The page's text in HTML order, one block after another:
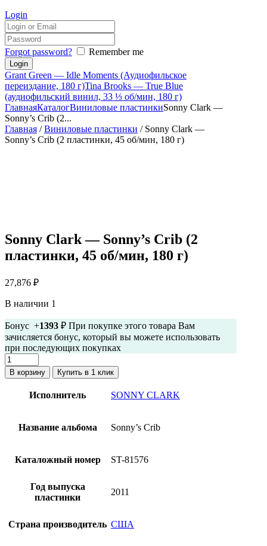
Login
Forgot password? Remember me
Grant Green — Idle Moments (Аудиофильское
переиздание, 180 г)Tina Brooks — True Blue
(аудиофильский винил, 33 ⅓ об/мин, 180 г)
ГлавнаяКаталогВиниловые пластинкиSonny Clark —
Sonny’s Crib (2...
Главная /Виниловые пластинки / Sonny Clark —
Sonny’s Crib (2 пластинки, 45 об/мин, 180 г)
Sonny Clark — Sonny’s Crib (2
пластинки, 45 об/мин, 180 г)
27,876 ₽
В наличии 1
Бонус +1393 ₽ При покупке этого товара Вам
зачисляется бонус, который вы можете использовать
при последующих покупках
Количество
товара
Sonny
Crib
об/
В корзину Купить в 1 клик
Исполнитель SONNY CLARK
Название альбома Sonny’s Crib
Каталожный номер ST-81576
Год выпуска
пластинки
2011
Страна производитель США